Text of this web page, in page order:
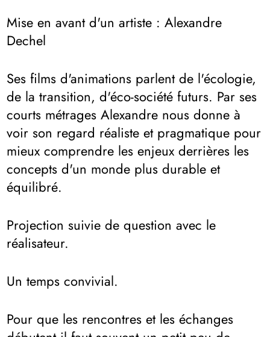
Mise en avant d'un artiste : Alexandre
Dechel
Ses films d'animations parlent de l'écologie,
de la transition, d'éco-société futurs. Par ses
courts métrages Alexandre nous donne à
voir son regard réaliste et pragmatique pour
mieux comprendre les enjeux derrières les
concepts d'un monde plus durable et
équilibré.
Projection suivie de question avec le
réalisateur.
Un temps convivial.
Pour que les rencontres et les échanges